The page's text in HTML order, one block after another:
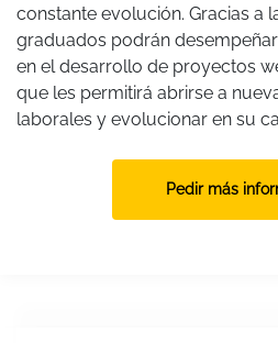
constante evolución. Gracias a
graduados podrán
en el desarrollo de proyectos
que les permitirá abrirse a
laborales y evolucionar en su
Pedir más